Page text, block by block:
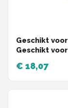
Geschikt
Geschikt
montage
€ 18,07